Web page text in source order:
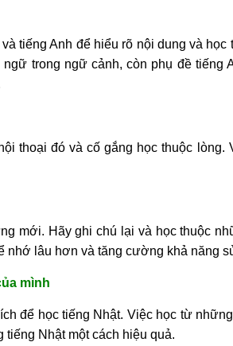
tiếng Anh để hiểu rõ nội dung và
trong ngữ cảnh, còn phụ đề tiếng
thoại đó và cố gắng học thuộc lòng.
mới. Hãy ghi chú lại và học thuộc
nhớ lâu hơn và tăng cường khả năng
mình
để học tiếng Nhật. Việc học từ
Nhật một cách hiệu quả.